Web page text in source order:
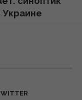
Украине
дожди с